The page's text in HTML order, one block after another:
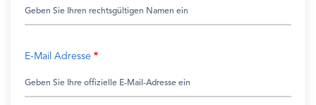
E-Mail Adresse